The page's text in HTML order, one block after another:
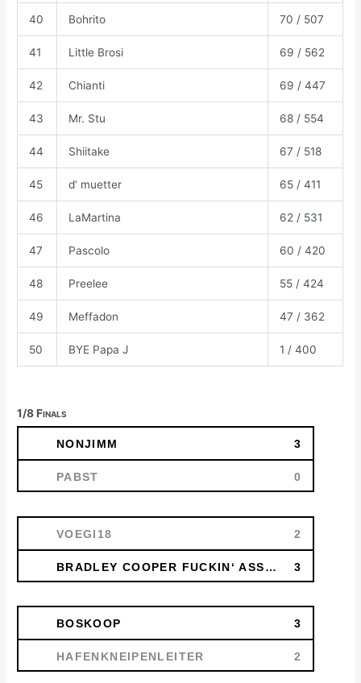
40 Bohrito 70 / 507
41 Little Brosi 69 / 562
42 Chianti 69 / 447
43 Mr. Stu 68 / 554
44 Shiitake 67 / 518
45 d‘ muetter 65 / 411
46 LaMartina 62 / 531
47 Pascolo 60 / 420
48 Preelee 55 / 424
49 Meffadon 47 / 362
50 BYE Papa J 1 / 400
1/8 Finals
NONJIMM 3
PABST 0
VOEGI18 2
BRADLEY COOPER FUCKIN‘ ASSHOOOLE 3
BOSKOOP 3
HAFENKNEIPENLEITER 2